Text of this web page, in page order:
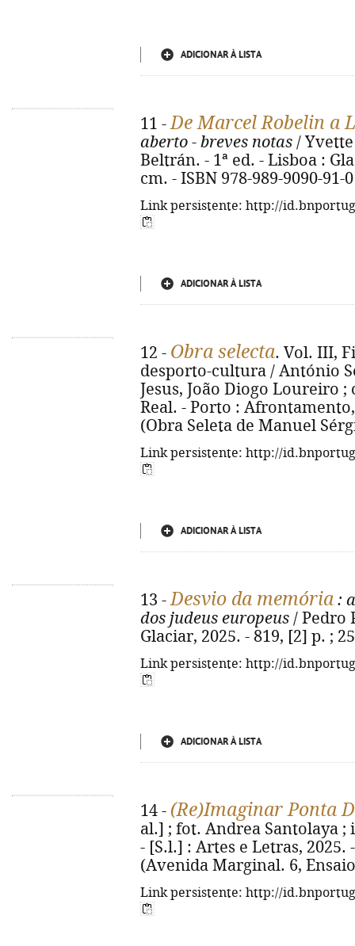
ADICIONAR À LISTA
11 -De Marcel Robelin a
aberto - breves notas /
Beltrán. - 1ª ed. - Lisboa :
cm. - ISBN 978-989-9090-91-0
Link persistente: http://
ADICIONAR À LISTA
12 - Obra selecta. Vol. III,
desporto-cultura / António
Jesus, João Diogo Loureiro
Real. - Porto :
(Obra Seleta de Manuel
Link persistente: http://
ADICIONAR À LISTA
13 -Desvio da memória :
dos judeus europeus / Pedro
Glaciar, 2025. - 819, [2] p. ;
Link persistente: http://
ADICIONAR À LISTA
14 - (Re)Imaginar Ponta
al.] ; fot. Andrea Santolaya
- [S.l.] : Artes e Letras, 2025.
(Avenida Marginal. 6,
Link persistente: http://